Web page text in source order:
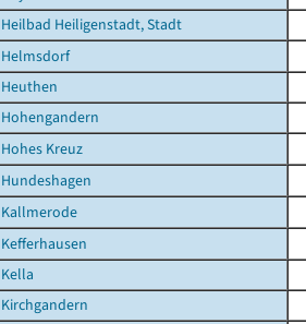
Heilbad Heiligenstadt, Stadt
Helmsdorf
Heuthen
Hohengandern
Hohes Kreuz
Hundeshagen
Kallmerode
Kefferhausen
Kella
Kirchgandern